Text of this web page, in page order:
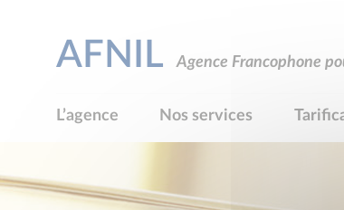
AFNIL Agence Francophone
L’agence Nos services